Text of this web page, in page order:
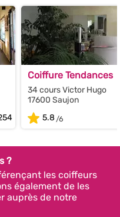
Coiffure Tendances
34 cours Victor Hugo
17600 Saujon
5.8
?
les coiffeurs
également de les
auprès de notre